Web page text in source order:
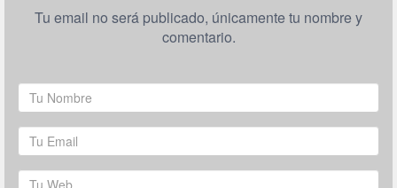
Tu email no será publicado, únicamente tu nombre y
comentario.